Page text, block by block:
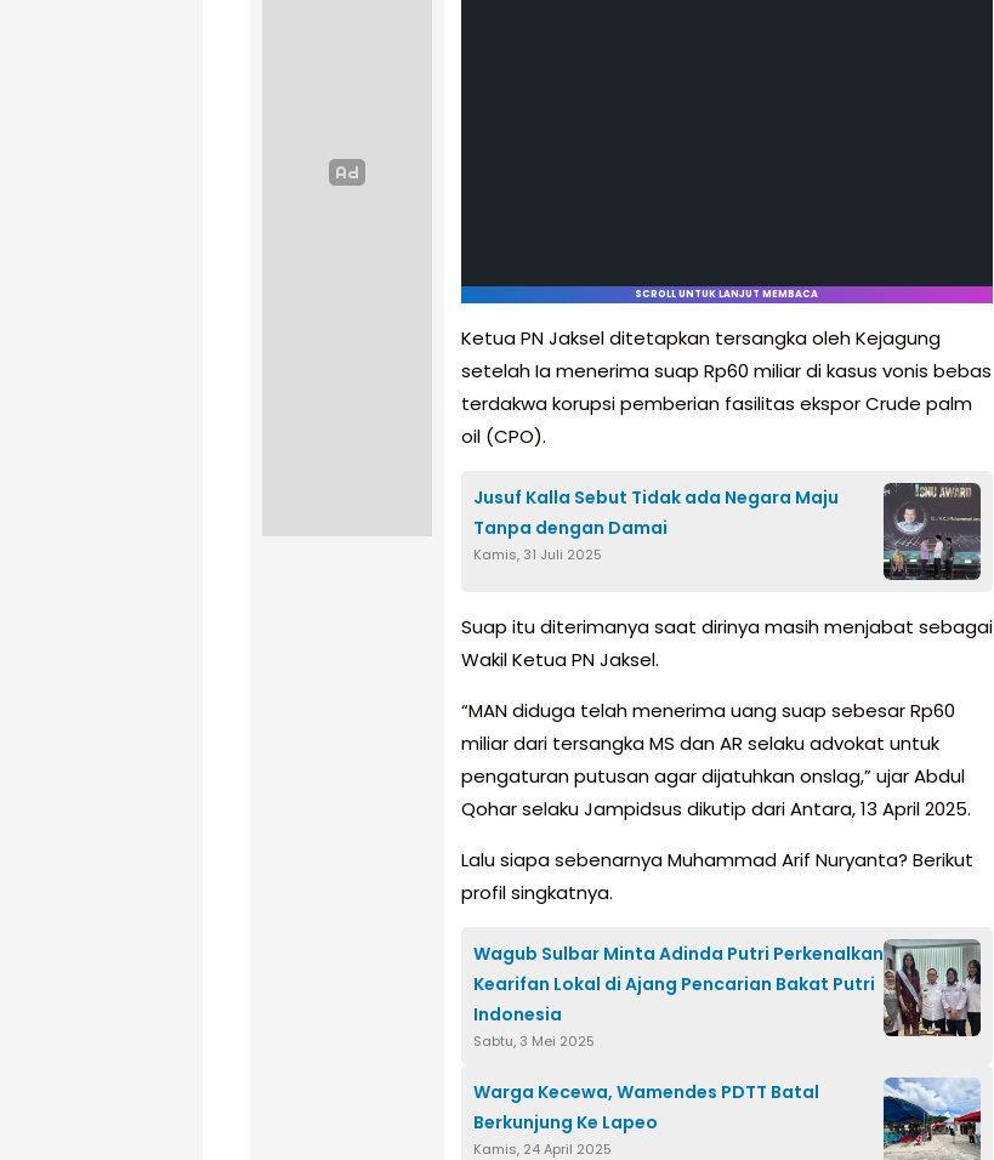
SCROLL UNTUK LANJUT MEMBACA
Ketua PN Jaksel ditetapkan tersangka oleh Kejagung
setelah Ia menerima suap Rp60 miliar di kasus vonis bebas
terdakwa korupsi pemberian fasilitas ekspor Crude palm
oil (CPO).
Jusuf Kalla Sebut Tidak ada Negara Maju
Tanpa dengan Damai
Kamis, 31 Juli 2025
Suap itu diterimanya saat dirinya masih menjabat sebagai
Wakil Ketua PN Jaksel.
“MAN diduga telah menerima uang suap sebesar Rp60
miliar dari tersangka MS dan AR selaku advokat untuk
pengaturan putusan agar dijatuhkan onslag,” ujar Abdul
Qohar selaku Jampidsus dikutip dari Antara, 13 April 2025.
Lalu siapa sebenarnya Muhammad Arif Nuryanta? Berikut
profil singkatnya.
Wagub Sulbar Minta Adinda Putri Perkenalkan
Kearifan Lokal di Ajang Pencarian Bakat Putri
Indonesia
Sabtu, 3 Mei 2025
Warga Kecewa, Wamendes PDTT Batal
Berkunjung Ke Lapeo
Kamis, 24 April 2025